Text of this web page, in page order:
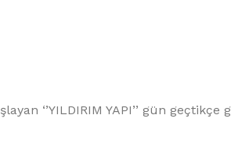
‘’YILDIRIM YAPI’’ gün